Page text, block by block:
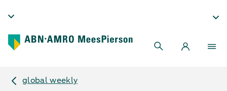
global weekly